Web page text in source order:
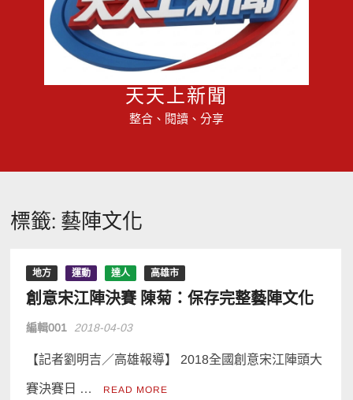
天天上新聞
整合、閱讀、分享
標籤: 藝陣文化
地方 運動 達人 高雄市
創意宋江陣決賽 陳菊：保存完整藝陣文化
編輯001 2018-04-03
【記者劉明吉／高雄報導】 2018全國創意宋江陣頭大
賽決賽日 … READ MORE